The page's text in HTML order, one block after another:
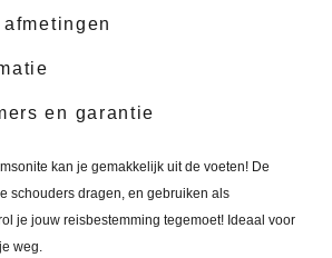
en garantie
kan je gemakkelijk uit de voeten! De
schouders dragen, en gebruiken als
je jouw reisbestemming tegemoet! Ideaal voor
weg